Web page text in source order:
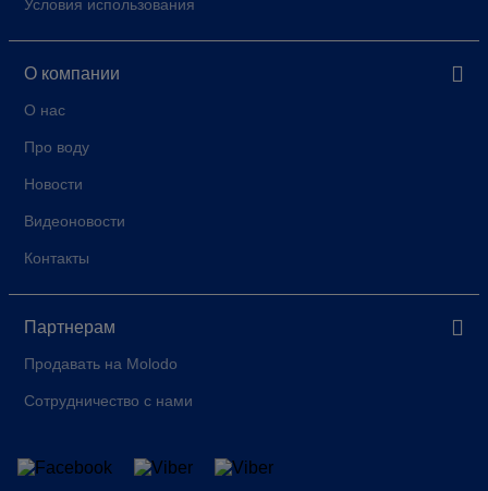
Условия использования
О компании
О нас
Про воду
Новости
Видеоновости
Контакты
Партнерам
Продавать на Molodo
Сотрудничество с нами